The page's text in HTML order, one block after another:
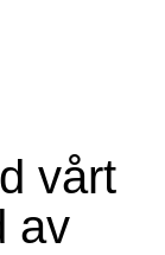
vårt
av